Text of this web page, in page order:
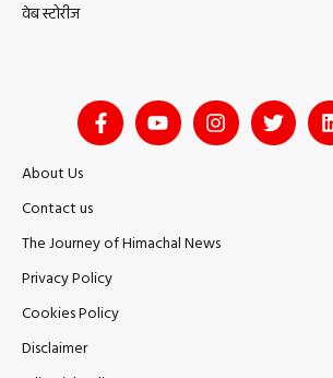
वेब स्टोरीज
About Us
Contact us
The Journey of Himachal News
Privacy Policy
Cookies Policy
Disclaimer